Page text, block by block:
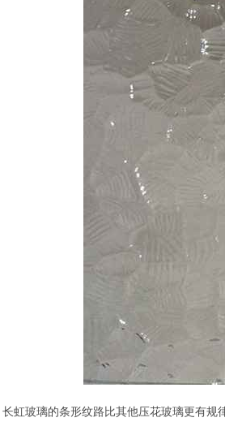
长虹玻璃的条形纹路比其他压花玻璃更有规